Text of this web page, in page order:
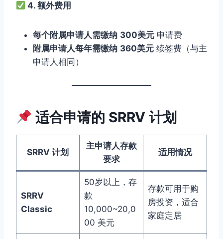
4. 额外费用
每个附属申请人需缴纳 300美元 申请费
附属申请人每年需缴纳 360美元 续签费（与主
申请人相同）
适合申请的 SRRV 计划
SRRV 计划
主申请人存款
要求
适用情况
SRRV
Classic
50岁以上，存
款
10,000~20,0
00 美元
存款可用于购
房投资，适合
家庭定居